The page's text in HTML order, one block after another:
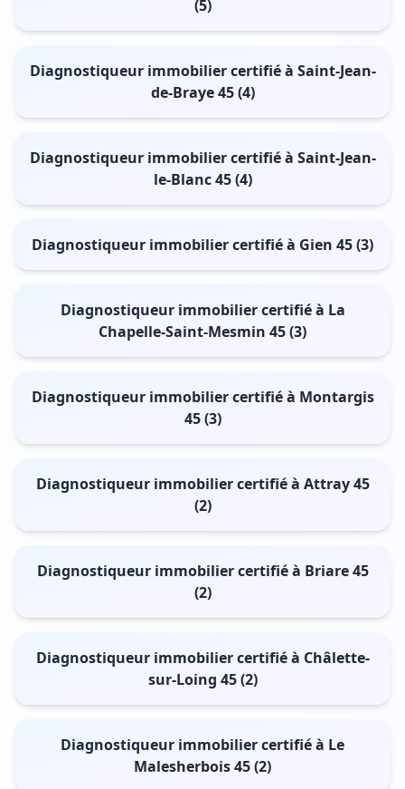
(5)
Diagnostiqueur immobilier certifié à Saint-Jean-
de-Braye 45 (4)
Diagnostiqueur immobilier certifié à Saint-Jean-
le-Blanc 45 (4)
Diagnostiqueur immobilier certifié à Gien 45 (3)
Diagnostiqueur immobilier certifié à La
Chapelle-Saint-Mesmin 45 (3)
Diagnostiqueur immobilier certifié à Montargis
45 (3)
Diagnostiqueur immobilier certifié à Attray 45
(2)
Diagnostiqueur immobilier certifié à Briare 45
(2)
Diagnostiqueur immobilier certifié à Châlette-
sur-Loing 45 (2)
Diagnostiqueur immobilier certifié à Le
Malesherbois 45 (2)